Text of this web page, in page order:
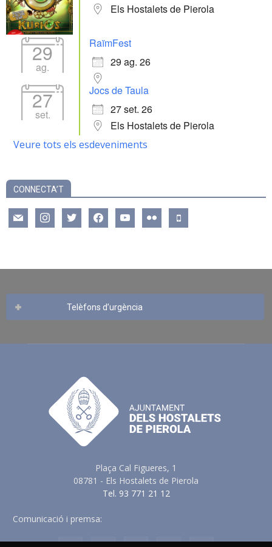
Els Hostalets de Pierola
29
ag.
RaïmFest
29 ag. 26
27
set.
Jocs de Taula
27 set. 26
Els Hostalets de Pierola
Veure tots els esdeveniments
CONNECTA’T
mail instagramtwitter facebookyoutube flickr mobile
Telèfons d’urgència
Plaça Cal Figueres, 1
08781 - Els Hostalets de Pierola
Tel. 93 771 21 12
Comunicació i premsa: